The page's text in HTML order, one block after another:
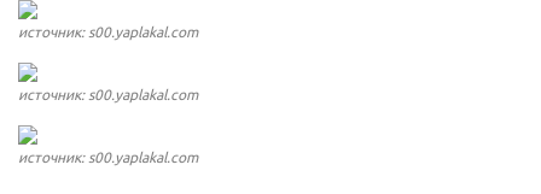
источник: s00.yaplakal.com
источник: s00.yaplakal.com
источник: s00.yaplakal.com